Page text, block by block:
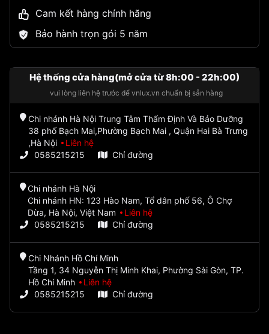
Cam kết hàng chính hãng
Bảo hành trọn gói 5 năm
Hệ thống cửa hàng(mở cửa từ 8h:00 - 22h:00)
vui lòng liên hệ trước để vnlux.vn chuẩn bị sẵn hàng
Chi nhánh Hà Nội Trung Tâm Thẩm Định Và Bảo Dưỡng
38 phố Bạch Mai,Phường Bạch Mai , Quận Hai Bà Trưng
,Hà Nội
Liên hệ
0585215215
Chỉ đường
Chi nhánh Hà Nội
Chi nhánh HN: 123 Hào Nam, Tổ dân phố 56, Ô Chợ
Dừa, Hà Nội, Việt Nam
Liên hệ
0585215215
Chỉ đường
Chi Nhánh Hồ Chí Minh
Tầng 1, 34 Nguyễn Thị Minh Khai, Phường Sài Gòn, TP.
Hồ Chí Minh
Liên hệ
0585215215
Chỉ đường